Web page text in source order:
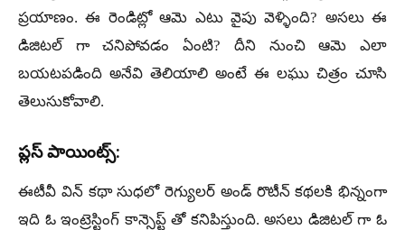
ప్రయాణం. ఈ రెండిట్లో ఆమె ఎటు వైపు వెళ్ళింది? అసలు ఈ
డిజిటల్ గా చనిపోవడం ఏంటి? దీని నుంచి ఆమె ఎలా
బయటపడింది అనేవి తెలియాలి అంటే ఈ లఘు చిత్రం చూసి
తెలుసుకోవాలి.
ప్లస్ పాయింట్స్:
ఈటీవీ విన్ కథా సుధలో రెగ్యులర్ అండ్ రొటీన్ కథలకి భిన్నంగా
ఇది ఓ ఇంట్రెస్టింగ్ కాన్సెప్ట్ తో కనిపిస్తుంది. అసలు డిజిటల్ గా ఓ